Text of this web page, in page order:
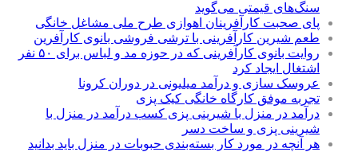
سنگ‌های قیمتی می‌گوید
پای صحبت کارآفرینان اهوازی طرح ملی مشاغل خانگی
طعم شیرین کارآفرینی با ترشی فروشی بانوی کارآفرین
روایت بانوی کارآفرینی که در حوزه مد و لباس برای ۵۰ نفر
اشتغال ایجاد کرد
عروسک سازی و درآمد میلیونی در دوران کرونا
تجربه موفق کارگاه خانگی کیک پزی
درآمد در منزل با شیرینی پزی کسب درآمد در منزل با
شیرینی پزی و ساخت دسر
هر آنچه در مورد کار بسته‌بندی حبوبات در منزل باید بدانید